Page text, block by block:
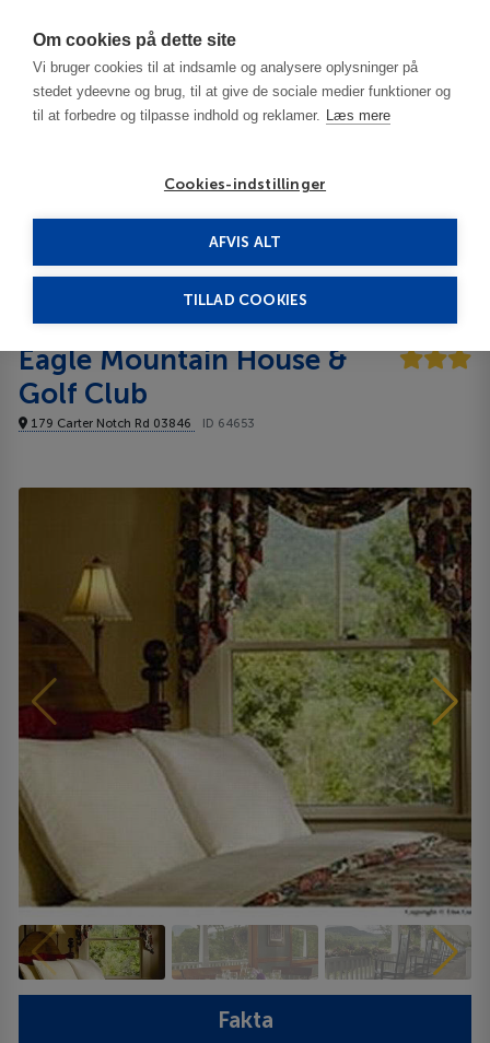
Om cookies på dette site
Vi bruger cookies til at indsamle og analysere oplysninger på
stedet ydeevne og brug, til at give de sociale medier funktioner og
til at forbedre og tilpasse indhold og reklamer. Læs mere
Cookies-indstillinger
AFVIS ALT
TILLAD COOKIES
New Hampshire White Mountains Nat.Park - NH
Eagle Mountain House & Golf Club 3***
Eagle Mountain House &
Golf Club
179 Carter Notch Rd 03846 ID 64653
Fakta